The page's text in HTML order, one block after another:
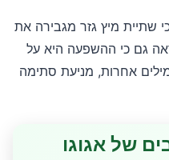
2011 שהראה כי שתיית מיץ גזר מגבירה את
גם כי ההשפעה היא על
אחרות, מניעת סתימה
של אגוגו